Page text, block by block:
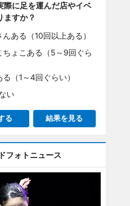
際に足を運んだ店やイベ
ますか？
んある（10回以上ある）
ちょこある（5～9回ぐら
（1～4回ぐらい）
い
る 結果を見る
フォトニュース